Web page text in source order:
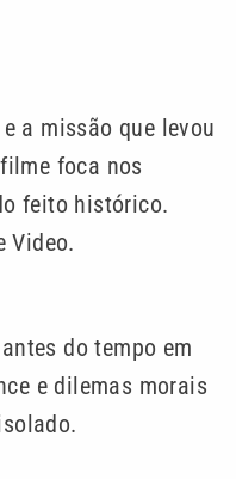
a missão que levou
foca nos
feito histórico.
Video.
do tempo em
e dilemas morais